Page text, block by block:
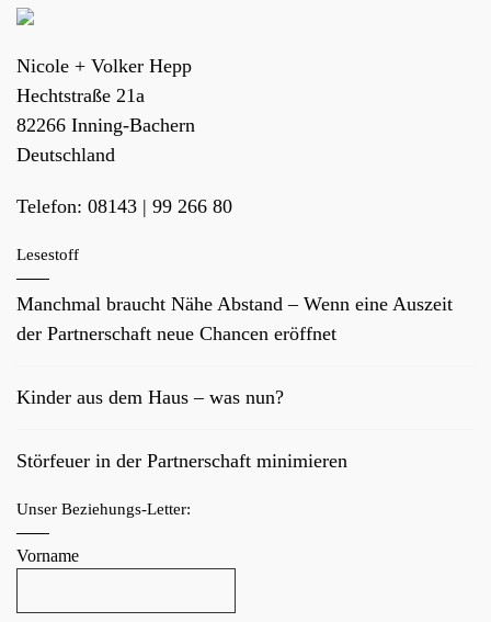
Nicole + Volker Hepp
Hechtstraße 21a
82266 Inning-Bachern
Deutschland
Telefon: 08143 | 99 266 80
Lesestoff
Manchmal braucht Nähe Abstand – Wenn eine Auszeit
der Partnerschaft neue Chancen eröffnet
Kinder aus dem Haus – was nun?
Störfeuer in der Partnerschaft minimieren
Unser Beziehungs-Letter:
Vorname